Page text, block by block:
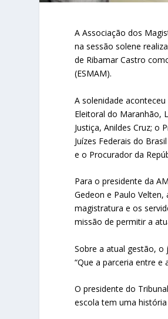
A Associação dos
na sessão solene
de Ribamar Castro
(ESMAM).
A solenidade
Eleitoral do Maranhão,
Justiça, Anildes Cruz; o
Juízes Federais do
e o Procurador da
Para o presidente da
Gedeon e Paulo
magistratura e os
missão de permitir a
Sobre a atual gestão, o
“Que a parceria entre
O presidente do
escola tem uma